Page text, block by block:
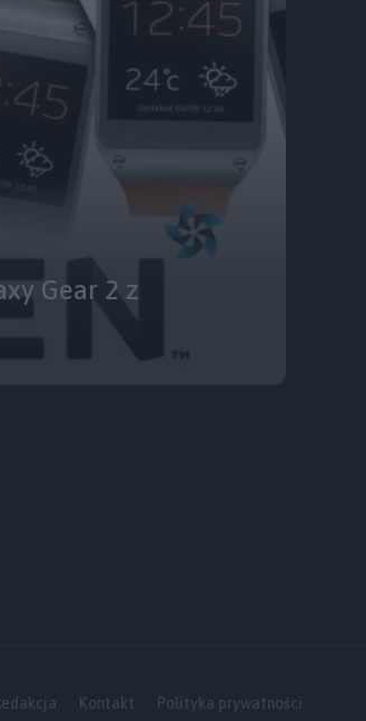
Gear 2 z
Kontakt Polityka prywatności